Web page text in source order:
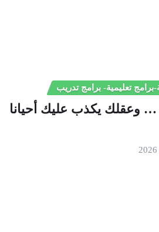
برامج تعليمية- برامج تدريب
وعقلك يكذب عليك أحيانا